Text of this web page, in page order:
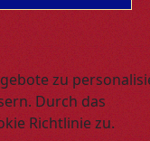
zu
Durch das
Richtlinie zu.